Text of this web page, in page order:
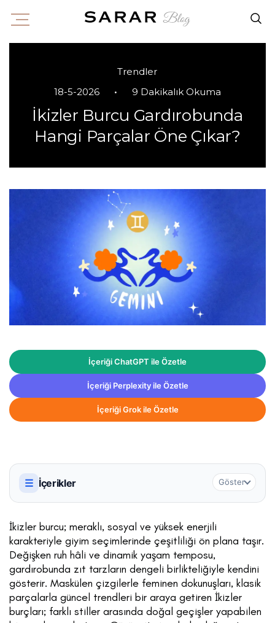
Trendler
18-5-2026
• 9 Dakikalık Okuma
İkizler Burcu Gardırobunda
Hangi Parçalar Öne Çıkar?
İçeriği ChatGPT ile Özetle
İçeriği Perplexity ile Özetle
İçeriği Grok ile Özetle
☰ İçerikler Göster
İkizler burcu; meraklı, sosyal ve yüksek enerjili
karakteriyle giyim seçimlerinde çeşitliliği ön plana taşır.
Değişken ruh hâli ve dinamik yaşam temposu,
gardırobunda zıt tarzların dengeli birlikteliğiyle kendini
gösterir. Maskülen çizgilerle feminen dokunuşları, klasik
parçalarla güncel trendleri bir araya getiren İkizler
burçları; farklı stiller arasında doğal geçişler yapabilen